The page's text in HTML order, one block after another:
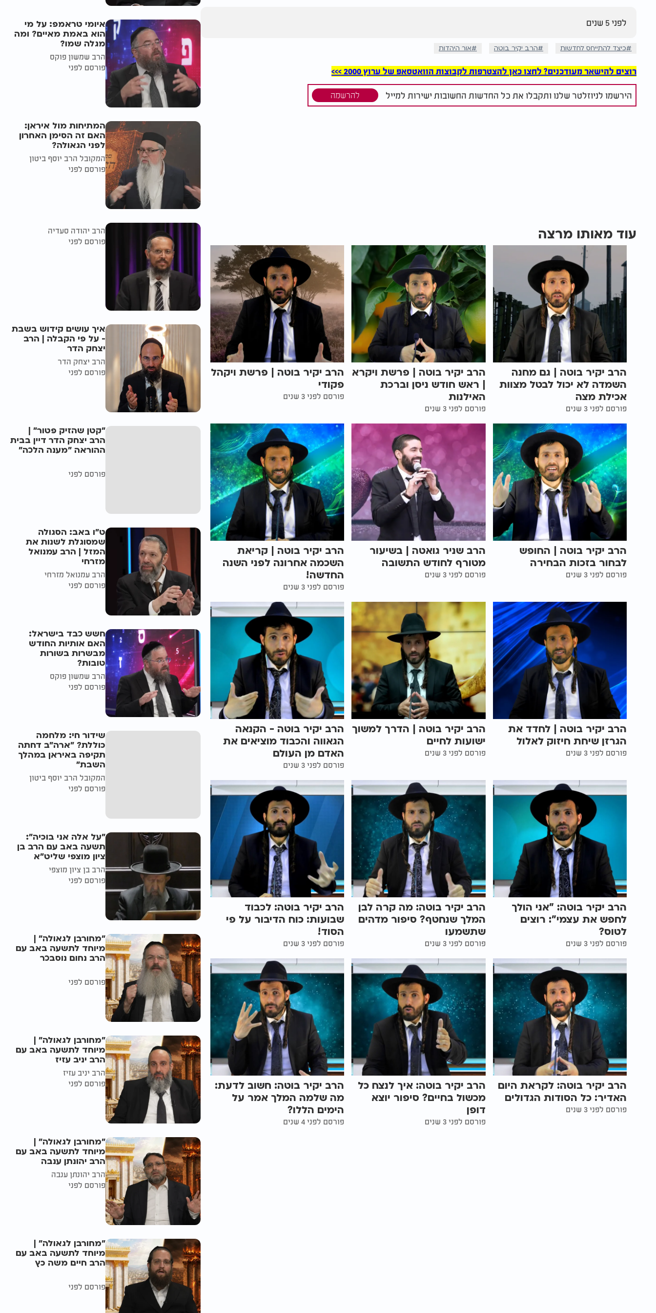
לפני 5 שנים
כיצד להתייחס לחדשות הרב יקיר בוטה אור היהדות
רוצים להישאר מעודכנים? לחצו כאן להצטרפות לקבוצות הוואטסאפ של ערוץ 2000 >>>
הירשמו לניוזלטר שלנו ותקבלו את כל החדשות החשובות ישירות למייל להרשמה
עוד מאותו מרצה
הרב יקיר בוטה | גם מחנה
השמדה לא יכול לבטל מצוות
אכילת מצה
פורסם לפני 3 שנים
הרב יקיר בוטה | פרשת ויקרא
| ראש חודש ניסן וברכת
האילנות
פורסם לפני 3 שנים
הרב יקיר בוטה | פרשת ויקהל
פקודי
פורסם לפני 3 שנים
הרב יקיר בוטה | החופש
לבחור בזכות הבחירה
פורסם לפני 3 שנים
הרב שניר גואטה | בשיעור
מטורף לחודש התשובה
פורסם לפני 3 שנים
הרב יקיר בוטה | קריאת
השכמה אחרונה לפני השנה
החדשה!
פורסם לפני 3 שנים
הרב יקיר בוטה | לחדד את
הגרזן שיחת חיזוק לאלול
פורסם לפני 3 שנים
הרב יקיר בוטה | הדרך למשוך
ישועות לחיים
פורסם לפני 3 שנים
הרב יקיר בוטה - הקנאה
הגאווה והכבוד מוציאים את
האדם מן העולם
פורסם לפני 3 שנים
הרב יקיר בוטה: "אני הולך
לחפש את עצמי": רוצים
לטוס?
פורסם לפני 3 שנים
הרב יקיר בוטה: מה קרה לבן
המלך שנחטף? סיפור מדהים
שתשמעו
פורסם לפני 3 שנים
הרב יקיר בוטה: לכבוד
שבועות: כוח הדיבור על פי
הסוד!
פורסם לפני 3 שנים
הרב יקיר בוטה: לקראת היום
האדיר: כל הסודות הגדולים
פורסם לפני 3 שנים
הרב יקיר בוטה: איך לנצח כל
מכשול בחיים? סיפור יוצא
דופן
פורסם לפני 3 שנים
הרב יקיר בוטה: חשוב לדעת:
מה שלמה המלך אמר על
הימים הללו?
פורסם לפני 4 שנים
איומי טראמפ: על מי
הוא באמת מאיים? ומה
מגלה שמו?
הרב שמשון פוקס
פורסם לפני
המתיחות מול איראן:
האם זה הסימן האחרון
לפני הגאולה?
המקובל הרב יוסף ביטון
פורסם לפני
הרב יהודה סעדיה
פורסם לפני
איך עושים קידוש בשבת
- על פי הקבלה | הרב
יצחק הדר
הרב יצחק הדר
פורסם לפני
"קטן שהזיק פטור" |
הרב יצחק הדר דיין בבית
ההוראה "מענה הלכה"
פורסם לפני
ט"ו באב: הסגולה
שמסוגלת לשנות את
המזל | הרב עמנואל
מזרחי
הרב עמנואל מזרחי
פורסם לפני
חשש כבד בישראל:
האם אותיות החודש
מבשרות בשורות
טובות?
הרב שמשון פוקס
פורסם לפני
שידור חי: מלחמה
כוללת? ״ארה"ב דחתה
תקיפה באיראן במהלך
השבת״
המקובל הרב יוסף ביטון
פורסם לפני
"על אלה אני בוכיה":
תשעה באב עם הרב בן
ציון מוצפי שליט"א
הרב בן ציון מוצפי
פורסם לפני
"מחורבן לגאולה" |
מיוחד לתשעה באב עם
הרב נחום נוסבכר
פורסם לפני
"מחורבן לגאולה" |
מיוחד לתשעה באב עם
הרב יניב עזיז
הרב יניב עזיז
פורסם לפני
"מחורבן לגאולה" |
מיוחד לתשעה באב עם
הרב יהונתן ענבה
הרב יהונתן ענבה
פורסם לפני
"מחורבן לגאולה" |
מיוחד לתשעה באב עם
הרב חיים משה כץ
פורסם לפני